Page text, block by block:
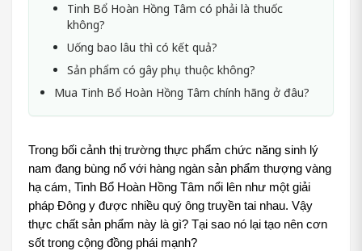
Tinh Bổ Hoàn Hồng Tâm có phải là thuốc
không?
Uống bao lâu thì có kết quả?
Sản phẩm có gây phụ thuộc không?
Mua Tinh Bổ Hoàn Hồng Tâm chính hãng ở đâu?
Trong bối cảnh thị trường thực phẩm chức năng sinh lý
nam đang bùng nổ với hàng ngàn sản phẩm thượng vàng
hạ cám, Tinh Bổ Hoàn Hồng Tâm nổi lên như một giải
pháp Đông y được nhiều quý ông truyền tai nhau. Vậy
thực chất sản phẩm này là gì? Tại sao nó lại tạo nên cơn
sốt trong cộng đồng phái mạnh?